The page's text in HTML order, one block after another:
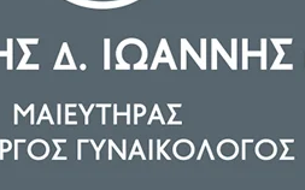
σχέση με
ή
ότι
της